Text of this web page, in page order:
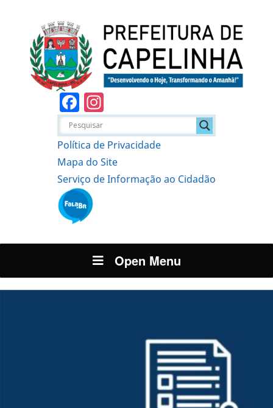
Facebook
Política de Privacidade
Mapa do Site
Serviço de Informação ao Cidadão
Open Menu